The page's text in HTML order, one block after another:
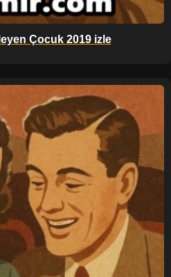
Çocuk 2019 izle